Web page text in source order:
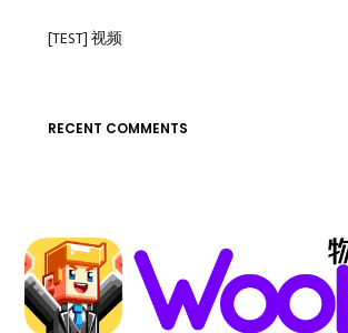
[TEST] 视频
RECENT COMMENTS